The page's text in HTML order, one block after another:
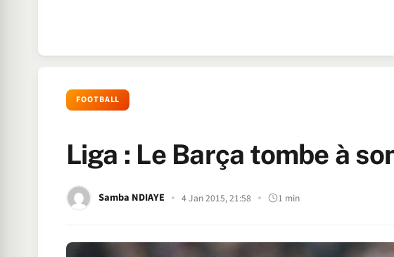
FOOTBALL
Liga : Le Barça tombe à
Samba NDIAYE 4 Jan 2015, 21:58 1 min